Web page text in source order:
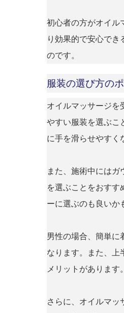
初心者の方がオイル
り効果的で安心で
のです。
服装の選び方の
オイルマッサージを
やすい服装を選ぶこ
に手を滑らせやすく
また、施術中には
を選ぶことをおすす
ーに選ぶのも良いか
男性の場合、簡単に
なります。また、上
メリットがあります。
さらに、オイルマッ